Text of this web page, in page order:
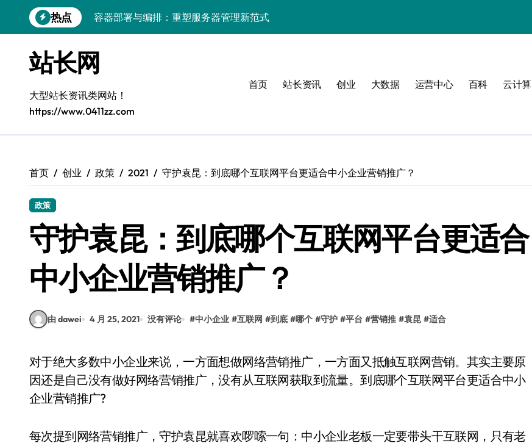
到
热点
容器部署与编排：重塑服务器管理新范式
跨界融合：互联网站长生态新引擎
VR创业新路径：模式创新与平台化双轮驱动
容器智能编排：释放服务器极致效能
模式革新驱动：平台生态创业实战指南
Android开发视角下的平台创业与运营实战
容器部署与编排优化：赋能高效运维
站长网
大型站长资讯类网站！
https://www.0411zz.com
首页 站长资讯 创业 大数据 运营中心 百科 云计算
首页 创业 政策 2021 守护袁昆：到底哪个互联网平台更适合中小企业营销推广？
政策
守护袁昆：到底哪个互联网平台更适合
中小企业营销推广？
由 dawei 4 月 25, 2021 没有评论 #中小企业 #互联网 #到底 #哪个 #守护 #平台 #营销推 #袁昆 #适合
对于绝大多数中小企业来说，一方面想做网络营销推广，一方面又抵触互联网营销。其实主要原
因还是自己没有做好网络营销推广，没有从互联网获取到流量。到底哪个互联网平台更适合中小
企业营销推广?
每次提到网络营销推广，守护袁昆就喜欢啰嗦一句：中小企业老板一定要带头干互联网，只有老